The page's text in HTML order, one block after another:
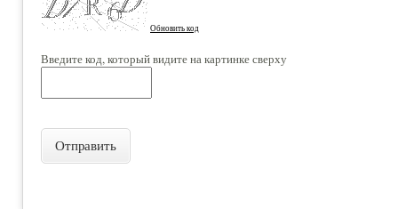
Обновить код
Введите код, который видите на картинке сверху
Отправить